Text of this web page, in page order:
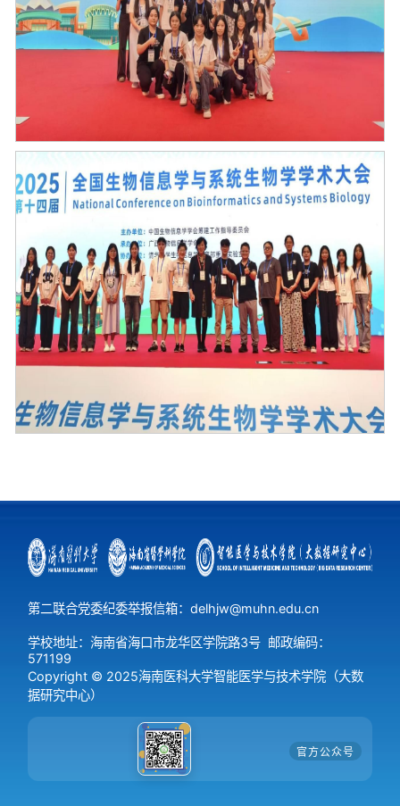
第二联合党委纪委举报信箱：delhjw@muhn.edu.cn
学校地址：海南省海口市龙华区学院路3号 邮政编码：
571199
Copyright © 2025海南医科大学智能医学与技术学院（大数
据研究中心）
官方公众号